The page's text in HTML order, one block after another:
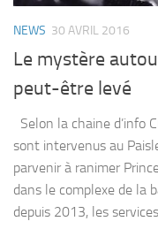
NEWS 30 AVRIL 2016
Le mystère
peut-être levé
Selon la chaine d’info
sont intervenus au
parvenir à ranimer
dans le complexe de la
depuis 2013, les